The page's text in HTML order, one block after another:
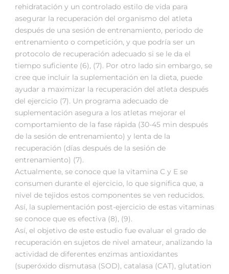
rehidratación y un controlado estilo de vida para
asegurar la recuperación del organismo del atleta
después de una sesión de entrenamiento, periodo de
entrenamiento o competición, y que podría ser un
protocolo de recuperación adecuado si se le da el
tiempo suficiente (6), (7). Por otro lado sin embargo, se
cree que incluir la suplementación en la dieta, puede
ayudar a maximizar la recuperación del atleta después
del ejercicio (7). Un programa adecuado de
suplementación asegura a los atletas mejorar el
comportamiento de la fase rápida (30-45 min después
de la sesión de entrenamiento) y lenta de la
recuperación (días después de la sesión de
entrenamiento) (7).
Actualmente, se conoce que la vitamina C y E se
consumen durante el ejercicio, lo que significa que, a
nivel de tejidos estos componentes se ven reducidos.
Así, la suplementación post-ejercicio de estas vitaminas
se conoce que es efectiva (8), (9).
Así, el objetivo de este estudio fue evaluar el grado de
recuperación en sujetos de nivel amateur, analizando la
actividad de diferentes enzimas antioxidantes
(superóxido dismutasa (SOD), catalasa (CAT), glutation